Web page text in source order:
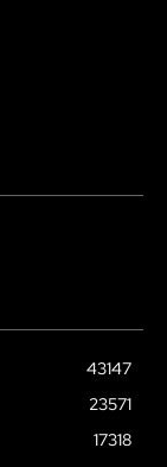
43147
23571
17318